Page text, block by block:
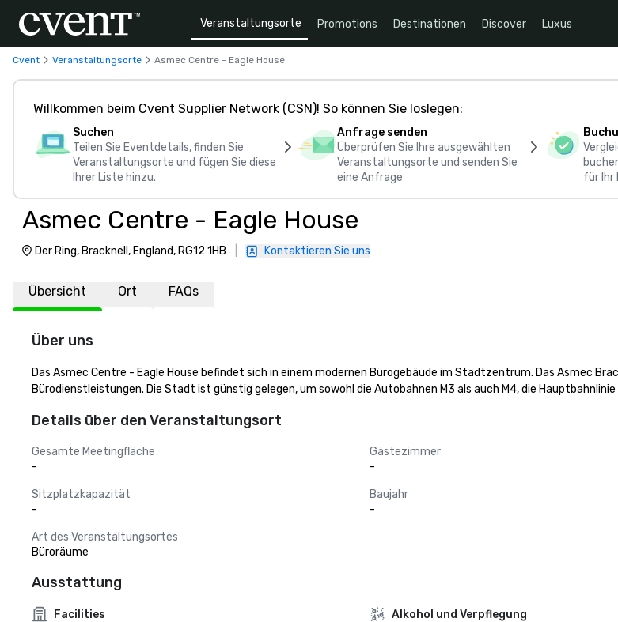
Veranstaltungsorte Promotions Destinationen Discover Luxus
Cvent Veranstaltungsorte Asmec Centre - Eagle House
Willkommen beim Cvent Supplier Network (CSN)! So können Sie loslegen:
Suchen
Teilen Sie Eventdetails, finden Sie
Veranstaltungsorte und fügen Sie diese
Ihrer Liste hinzu.
Anfrage senden
Überprüfen Sie Ihre ausgewählten
Veranstaltungsorte und senden Sie
eine Anfrage
für Ihr
Asmec Centre - Eagle House
Der Ring, Bracknell, England, RG12 1HB Kontaktieren Sie uns
Übersicht Ort FAQs
Über uns
Das Asmec Centre - Eagle House befindet sich in einem modernen Bürogebäude im Stadtzentrum. Das Asmec
Bürodienstleistungen. Die Stadt ist günstig gelegen, um sowohl die Autobahnen M3 als auch M4, die
Details über den Veranstaltungsort
Gesamte Meetingfläche
-
Gästezimmer
-
Sitzplatzkapazität
-
Baujahr
-
Art des Veranstaltungsortes
Büroräume
Ausstattung
Facilities
‪Alkohol‬ und Verpflegung